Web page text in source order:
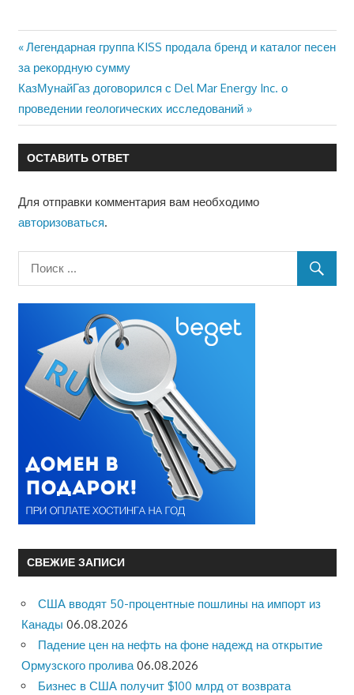
Навигация
по
записям
Предыдущая
запись:
Легендарная группа KISS продала бренд и каталог песен
за рекордную сумму
Следующая
запись:
КазМунайГаз договорился с Del Mar Energy Inc. о
проведении геологических исследований
ОСТАВИТЬ ОТВЕТ
Для отправки комментария вам необходимо
авторизоваться.
СВЕЖИЕ ЗАПИСИ
США вводят 50-процентные пошлины на импорт из
Канады 06.08.2026
Падение цен на нефть на фоне надежд на открытие
Ормузского пролива 06.08.2026
Бизнес в США получит $100 млрд от возврата